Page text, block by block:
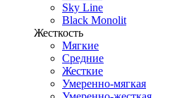
Sky Line
Black Monolit
Жесткость
Мягкие
Средние
Жесткие
Умеренно-мягкая